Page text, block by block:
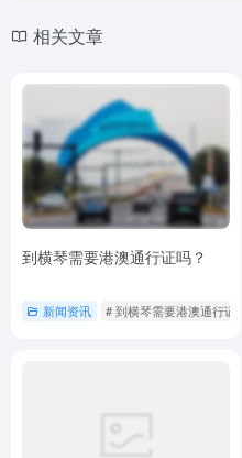
相关文章
到横琴需要港澳通行证吗？
新闻资讯 # 到横琴需要港澳通行证吗